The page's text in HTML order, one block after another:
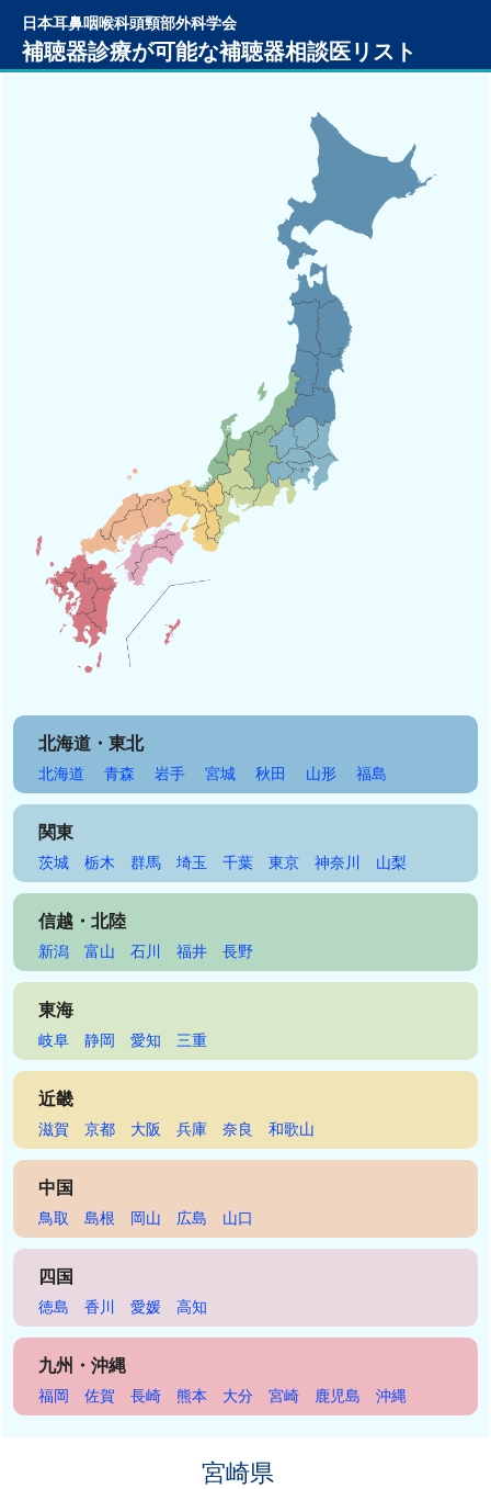
日本耳鼻咽喉科頭頸部外科学会
補聴器診療が可能な補聴器相談医リスト
北海道・東北
北海道 青森 岩手 宮城 秋田 山形 福島
関東
茨城 栃木 群馬 埼玉 千葉 東京 神奈川 山梨
信越・北陸
新潟 富山 石川 福井 長野
東海
岐阜 静岡 愛知 三重
近畿
滋賀 京都 大阪 兵庫 奈良 和歌山
中国
鳥取 島根 岡山 広島 山口
四国
徳島 香川 愛媛 高知
九州・沖縄
福岡 佐賀 長崎 熊本 大分 宮崎 鹿児島 沖縄
宮崎県